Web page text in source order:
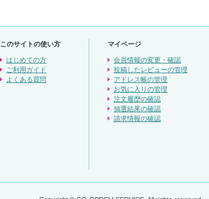
このサイトの使い方
はじめての方
ご利用ガイド
よくある質問
マイページ
会員情報の変更・確認
投稿したレビューの管理
アドレス帳の管理
お気に入りの管理
注文履歴の確認
抽選結果の確認
請求情報の確認